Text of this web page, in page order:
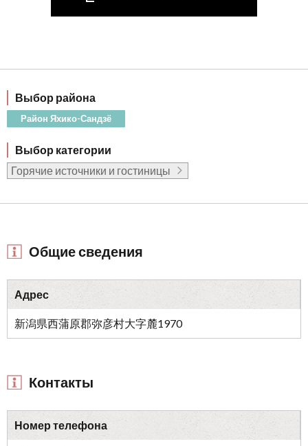
Выбор района
Район Яхико-Сандзё
Выбор категории
Горячие источники и гостиницы
Общие сведения
Адрес
新潟県西蒲原郡弥彦村大字麓1970
Контакты
Номер телефона